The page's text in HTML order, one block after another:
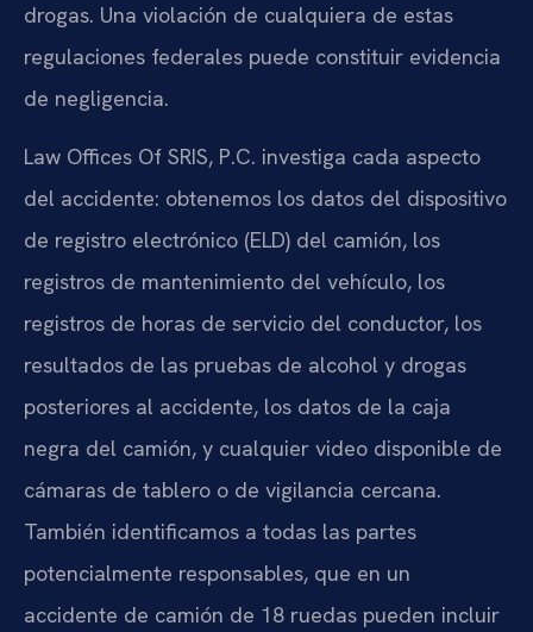
drogas. Una violación de cualquiera de estas
regulaciones federales puede constituir evidencia
de negligencia.
Law Offices Of SRIS, P.C. investiga cada aspecto
del accidente: obtenemos los datos del dispositivo
de registro electrónico (ELD) del camión, los
registros de mantenimiento del vehículo, los
registros de horas de servicio del conductor, los
resultados de las pruebas de alcohol y drogas
posteriores al accidente, los datos de la caja
negra del camión, y cualquier video disponible de
cámaras de tablero o de vigilancia cercana.
También identificamos a todas las partes
potencialmente responsables, que en un
accidente de camión de 18 ruedas pueden incluir